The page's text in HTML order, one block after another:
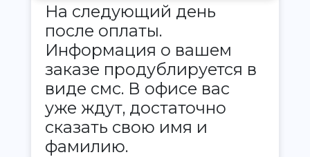
На следующий день
после оплаты.
Информация о вашем
заказе продублируется в
виде смс. В офисе вас
уже ждут, достаточно
сказать свою имя и
фамилию.